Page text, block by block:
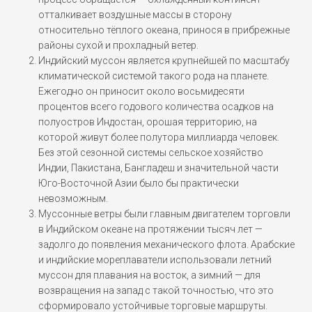
отталкивает воздушные массы в сторону
относительно тёплого океана, принося в прибрежные
районы сухой и прохладный ветер.
Индийский муссон является крупнейшей по масштабу
климатической системой такого рода на планете.
Ежегодно он приносит около восьмидесяти
процентов всего годового количества осадков на
полуостров Индостан, орошая территорию, на
которой живут более полутора миллиарда человек.
Без этой сезонной системы сельское хозяйство
Индии, Пакистана, Бангладеш и значительной части
Юго-Восточной Азии было бы практически
невозможным.
Муссонные ветры были главным двигателем торговли
в Индийском океане на протяжении тысяч лет —
задолго до появления механического флота. Арабские
и индийские мореплаватели использовали летний
муссон для плавания на восток, а зимний — для
возвращения на запад с такой точностью, что это
сформировало устойчивые торговые маршруты.